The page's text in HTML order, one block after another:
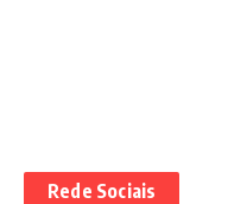
Rede Sociais